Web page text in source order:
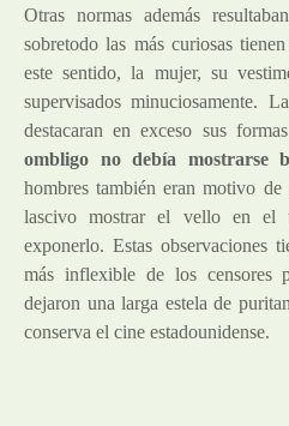
Otras normas además
sobretodo las más curiosas
este sentido, la mujer, su
supervisados minuciosamente.
destacaran en exceso sus
ombligo no debía mostrarse
hombres también eran motivo de
lascivo mostrar el vello en el
exponerlo. Estas observaciones
más inflexible de los censores
dejaron una larga estela de
conserva el cine estadounidense.